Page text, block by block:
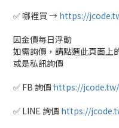
✅ 哪裡買 → https://
因金價每日浮動
如需詢價，請點選此頁面上
或是私訊詢價
✅ FB 詢價 https://
✅ LINE 詢價 https://